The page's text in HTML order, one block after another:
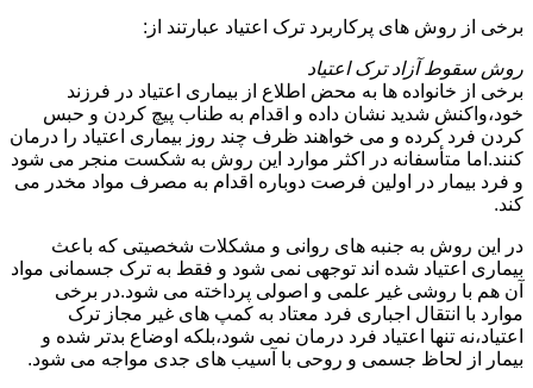
برخی از روش های پرکاربرد ترک اعتیاد عبارتند از:
روش سقوط آزاد ترک اعتیاد
برخی از خانواده ها به محض اطلاع از بیماری اعتیاد در فرزند
خود،واکنش شدید نشان داده و اقدام به طناب پیچ کردن و حبس
کردن فرد کرده و می خواهند ظرف چند روز بیماری اعتیاد را درمان
کنند.اما متأسفانه در اکثر موارد این روش به شکست منجر می شود
و فرد بیمار در اولین فرصت دوباره اقدام به مصرف مواد مخدر می
کند.
در این روش به جنبه های روانی و مشکلات شخصیتی که باعث
بیماری اعتیاد شده اند توجهی نمی شود و فقط به ترک جسمانی مواد
آن هم با روشی غیر علمی و اصولی پرداخته می شود.در برخی
موارد با انتقال اجباری فرد معتاد به کمپ های غیر مجاز ترک
اعتیاد،نه تنها اعتیاد فرد درمان نمی شود،بلکه اوضاع بدتر شده و
بیمار از لحاظ جسمی و روحی با آسیب های جدی مواجه می شود.